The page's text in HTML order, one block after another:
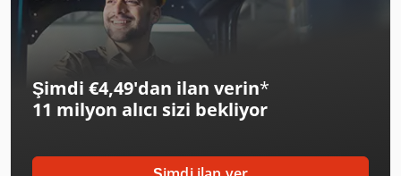
Linde L 10
Linde L 12
Linde L 16
Manitou 170 Aetj-L
Manitou M 30-4
Şimdi €4,49'dan ilan verin*
11 milyon alıcı sizi bekliyor